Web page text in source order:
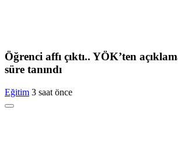
Öğrenci affı çıktı.. YÖK’ten
süre tanındı
Eğitim 3 saat önce